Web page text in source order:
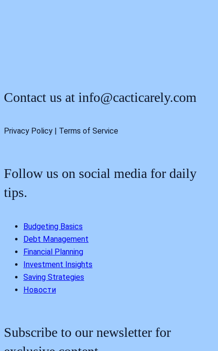
Contact us at info@cacticarely.com
Privacy Policy | Terms of Service
Follow us on social media for daily
tips.
Budgeting Basics
Debt Management
Financial Planning
Investment Insights
Saving Strategies
Новости
Subscribe to our newsletter for